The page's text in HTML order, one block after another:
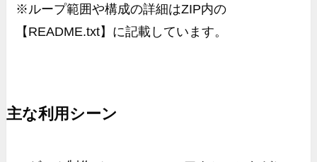
※ループ範囲や構成の詳細はZIP内の
【README.txt】に記載しています。
主な利用シーン